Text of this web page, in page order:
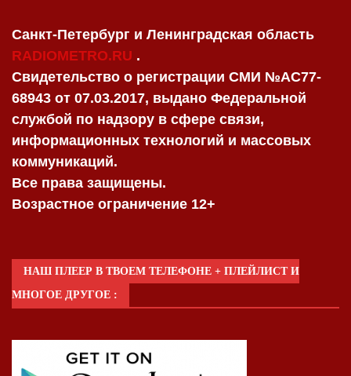
Санкт-Петербург и Ленинградская область
RADIOMETRO.RU .
Свидетельство о регистрации СМИ №AC77-
68943 от 07.03.2017, выдано Федеральной
службой по надзору в сфере связи,
информационных технологий и массовых
коммуникаций.
Все права защищены.
Возрастное ограничение 12+
НАШ ПЛЕЕР В ТВОЕМ ТЕЛЕФОНЕ + ПЛЕЙЛИСТ И
МНОГОЕ ДРУГОЕ :